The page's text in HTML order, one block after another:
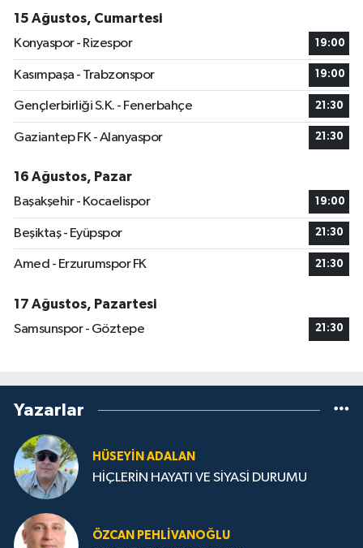
15 Ağustos, Cumartesi
Konyaspor - Rizespor
19:00
Kasımpaşa - Trabzonspor 19:00
Gençlerbirliği S.K. - Fenerbahçe 21:30
Gaziantep FK - Alanyaspor 21:30
16 Ağustos, Pazar
Başakşehir - Kocaelispor
19:00
Beşiktaş - Eyüpspor 21:30
Amed - Erzurumspor FK 21:30
17 Ağustos, Pazartesi
Samsunspor - Göztepe
21:30
Yazarlar
HÜSEYIN ADALAN
HİÇLERİN HAYATI VE SİYASİ DURUMU
ÖZCAN PEHLIVANOĞLU